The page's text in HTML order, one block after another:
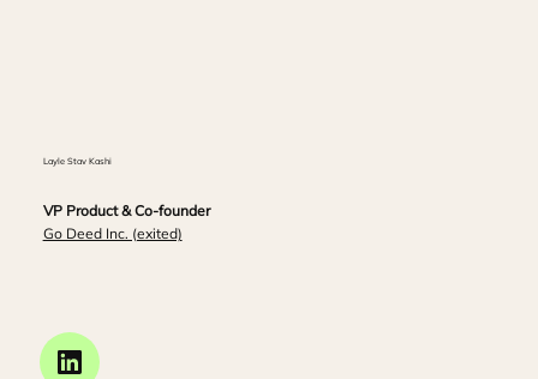
Layle Stav Kashi
VP Product & Co-founder
Go Deed Inc. (exited)